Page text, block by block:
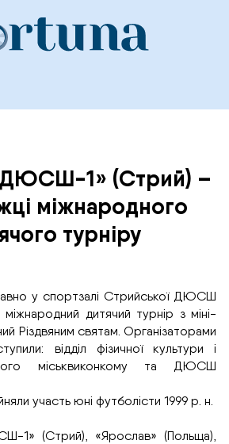
1» (Стрий) –
міжнародного
турніру
у спортзалі Стрийської ДЮСШ
міжнародний дитячий турнір з міні-
Різдвяним святам. Організаторами
відділ фізичної культури і
міськвиконкому та ДЮСШ
участь юні футболісти 1999 р. н.
1» (Стрий), «Ярослав» (Польща),